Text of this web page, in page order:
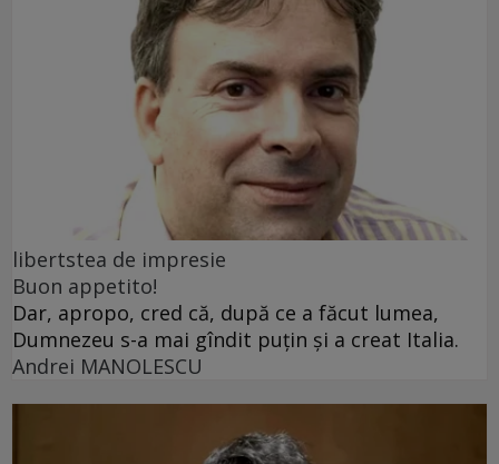
libertstea de impresie
Buon appetito!
Dar, apropo, cred că, după ce a făcut lumea,
Dumnezeu s-a mai gîndit puțin și a creat Italia.
Andrei MANOLESCU